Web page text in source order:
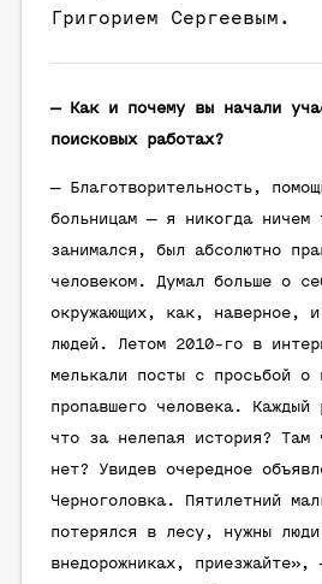
Григорием Сергеевым.
— Как и почему вы начали
поисковых работах?
— Благотворительность,
больницам — я никогда ничем
занимался, был абсолютно
человеком. Думал больше о
окружающих, как, наверное, и
людей. Летом 2010-го в
мелькали посты с просьбой о
пропавшего человека.
что за нелепая история?
нет? Увидев очередное
Черноголовка. Пятилетний
потерялся в лесу, нужны
внедорожниках,